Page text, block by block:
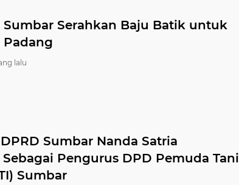
Sumbar Serahkan Baju Batik untuk
Padang
lalu
Sumbar Nanda Satria
Pengurus DPD Pemuda Tani
Sumbar